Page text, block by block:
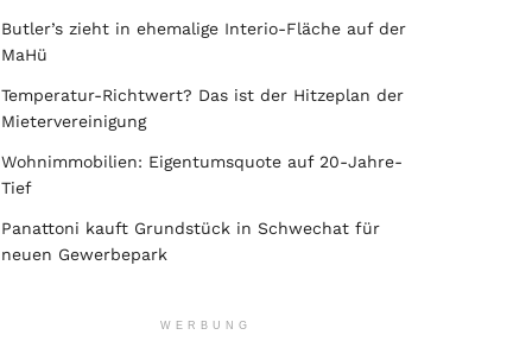
Butler’s zieht in ehemalige Interio-Fläche auf der
MaHü
Temperatur-Richtwert? Das ist der Hitzeplan der
Mietervereinigung
Wohnimmobilien: Eigentumsquote auf 20-Jahre-
Tief
Panattoni kauft Grundstück in Schwechat für
neuen Gewerbepark
WERBUNG